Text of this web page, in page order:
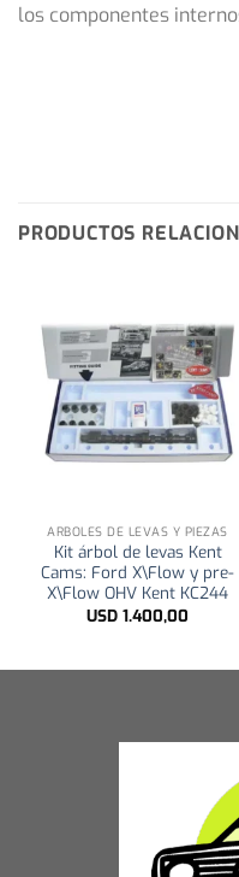
los componentes
PRODUCTOS
ARBOLES DE LEVAS Y PIEZAS
Kit árbol de levas Kent
Cams: Ford X\Flow y pre-
X\Flow OHV Kent KC244
USD 1.400,00